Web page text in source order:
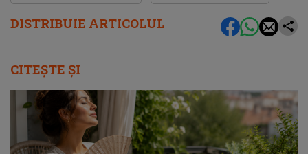
DISTRIBUIE ARTICOLUL
CITEȘTE ȘI